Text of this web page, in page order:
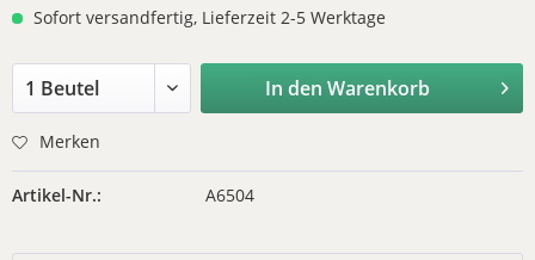
Sofort versandfertig, Lieferzeit 2-5 Werktage
In denWarenkorb
Merken
Artikel-Nr.: A6504